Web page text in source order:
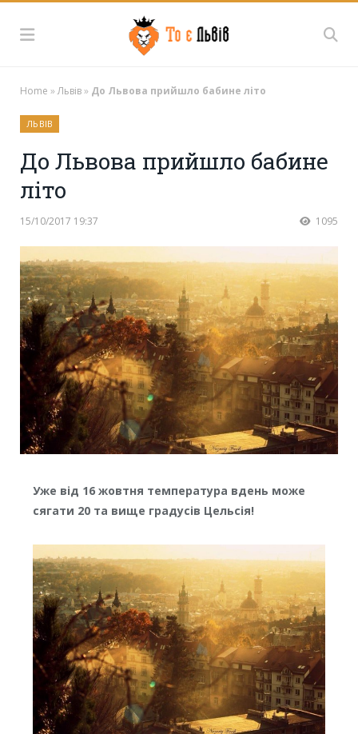
Home »Львів» До Львова прийшло бабине літо
ЛЬВІВ
До Львова прийшло бабине
літо
15/10/2017 19:37 1095
Уже від 16 жовтня температура вдень може
сягати 20 та вище градусів Цельсія!